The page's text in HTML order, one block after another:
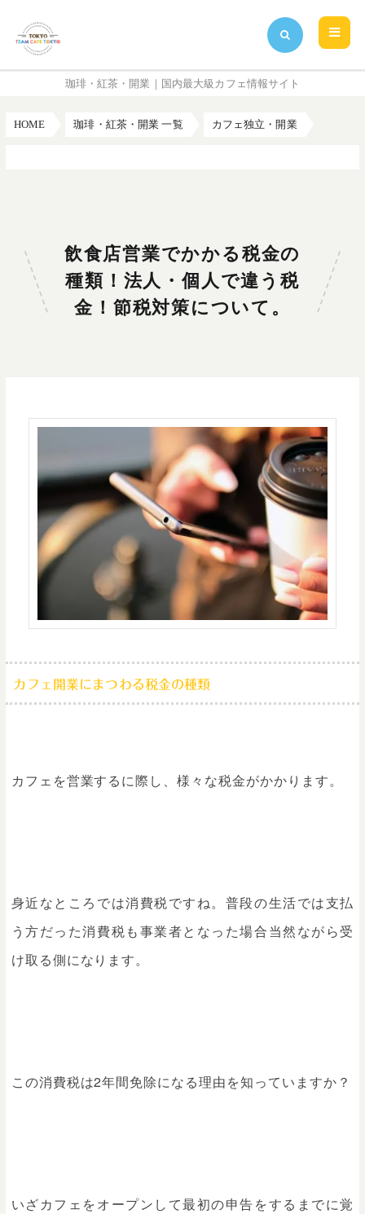
珈琲・紅茶・開業｜国内最大級カフェ情報サイト
HOME 珈琲・紅茶・開業 一覧 カフェ独立・開業
飲食店営業でかかる税金の
種類！法人・個人で違う税
金！節税対策について。
カフェ開業にまつわる税金の種類
カフェを営業するに際し、様々な税金がかかります。
身近なところでは消費税ですね。普段の生活では支払
う方だった消費税も事業者となった場合当然ながら受
け取る側になります。
この消費税は2年間免除になる理由を知っていますか？
いざカフェをオープンして最初の申告をするまでに覚